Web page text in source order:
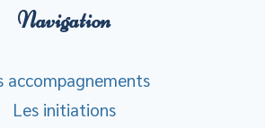
Navigation
accompagnements
Les initiations